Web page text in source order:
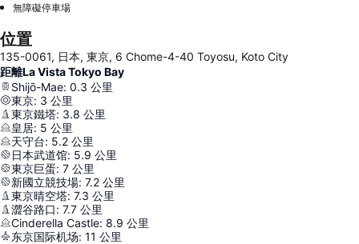
無障礙停車場
位置
135-0061, 日本, 東京, 6 Chome-4-40 Toyosu, Koto City
距離La Vista Tokyo Bay
Shijō-Mae: 0.3 公里
東京: 3 公里
東京鐵塔: 3.8 公里
皇居: 5 公里
天守台: 5.2 公里
日本武道馆: 5.9 公里
東京巨蛋: 7 公里
新國立競技場: 7.2 公里
東京晴空塔: 7.3 公里
澀谷路口: 7.7 公里
Cinderella Castle: 8.9 公里
东京国际机场: 11 公里